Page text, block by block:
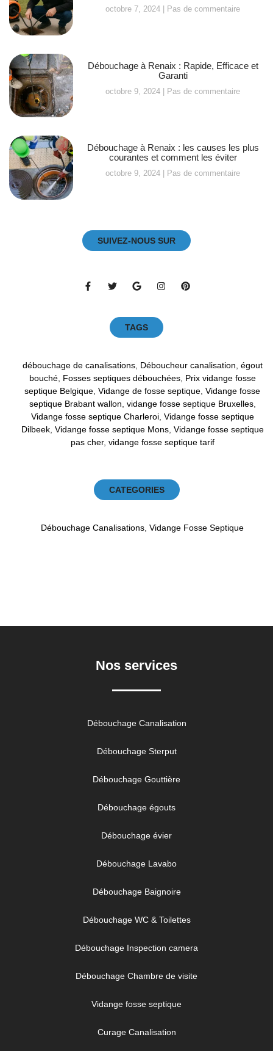
octobre 7, 2024 Pas de commentaire
Débouchage à Renaix : Rapide, Efficace et
Garanti
octobre 9, 2024 Pas de commentaire
Débouchage à Renaix : les causes les plus
courantes et comment les éviter
octobre 9, 2024 Pas de commentaire
SUIVEZ-NOUS SUR
TAGS
débouchage de canalisations, Déboucheur canalisation égout
bouché, Fosses septiques débouchées, Prix vidange fosse
septique Belgique Vidange de fosse septique Vidange fosse
septique Brabant wallon vidange fosse septique Bruxelles,
Vidange fosse septique Charleroi, Vidange fosse septique
Dilbeek, Vidange fosse septique Mons, Vidange fosse septique
pas cher, vidange fosse septique tarif
CATEGORIES
Débouchage Canalisations Vidange Fosse Septique
Nos services
Débouchage Canalisation
Débouchage Sterput
Débouchage Gouttière
Débouchage égouts
Débouchage évier
Débouchage Lavabo
Débouchage Baignoire
Débouchage WC & Toilettes
Débouchage Inspection camera
Débouchage Chambre de visite
Vidange fosse septique
Curage Canalisation